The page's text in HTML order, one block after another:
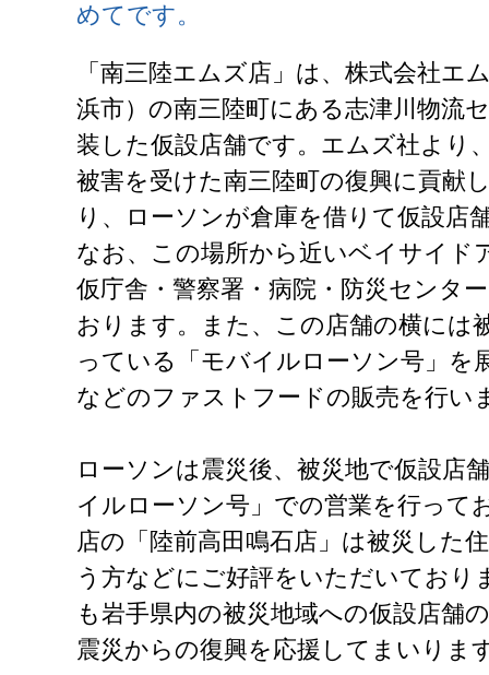
めてです。
「南三陸エムズ店」は、株式会社エ
浜市）の南三陸町にある志津川物流
装した仮設店舗です。エムズ社より
被害を受けた南三陸町の復興に貢献
り、ローソンが倉庫を借りて仮設店
なお、この場所から近いベイサイド
仮庁舎・警察署・病院・防災センタ
おります。また、この店舗の横には
っている「モバイルローソン号」を
などのファストフードの販売を行い
ローソンは震災後、被災地で仮設店
イルローソン号」での営業を行って
店の「陸前高田鳴石店」は被災した
う方などにご好評をいただいており
も岩手県内の被災地域への仮設店舗
震災からの復興を応援してまいりま